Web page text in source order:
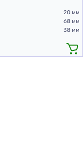
20 мм
68 мм
38 мм